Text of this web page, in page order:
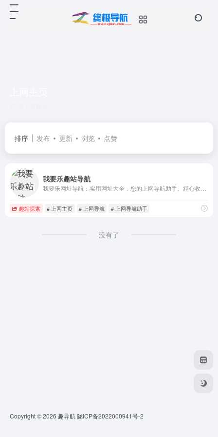
排序 发布 更新 浏览 点赞
我要乐趣站导航
趣站探索 # 上网主页 # 上网导航 # 上网导航助手
没有了
Copyright © 2026 趣导航陇ICP备2022000941号-2